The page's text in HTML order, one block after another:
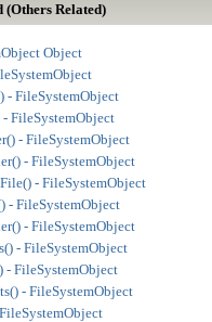
Related)
Object
- FileSystemObject
FileSystemObject
- FileSystemObject
- FileSystemObject
- FileSystemObject
- FileSystemObject
- FileSystemObject
- FileSystemObject
- FileSystemObject
- FileSystemObject